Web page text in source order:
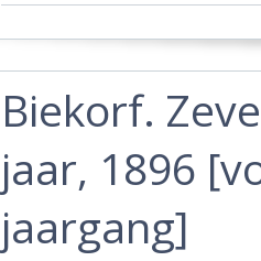
‎Biekorf.
jaar, 1896
jaargang]‎